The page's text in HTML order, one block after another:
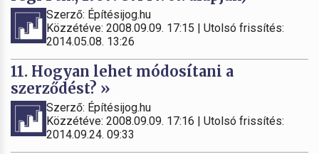
Szerző: Építésijog.hu
Közzétéve: 2008.09.09. 17:15 | Utolsó frissítés:
2014.05.08. 13:26
11. Hogyan lehet módosítani a
szerződést? »
Szerző: Építésijog.hu
Közzétéve: 2008.09.09. 17:16 | Utolsó frissítés:
2014.09.24. 09:33